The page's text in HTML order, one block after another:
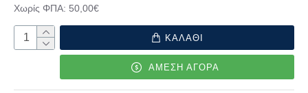
Χωρίς ΦΠΑ: 50,00€
ΚΑΛΑΘΙ
ΑΜΕΣΗ ΑΓΟΡΑ